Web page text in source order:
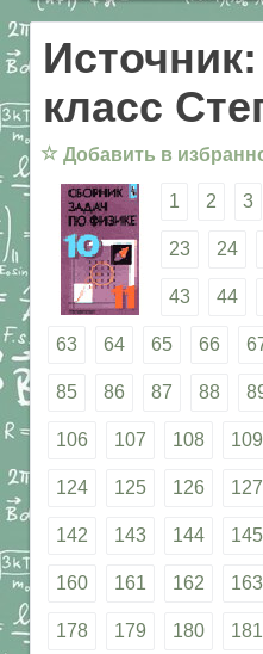
класс
☆ Добавить в
1 2 3
23 24
43 44
63 64 65 66
85 86 87 88
106 107 108 109
124 125 126 127
142 143 144 145
160 161 162 163
178 179 180 181